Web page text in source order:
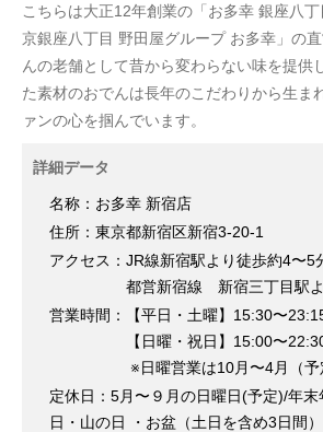
こちらは大正12年創業の「お多幸 銀座八
京銀座八丁目 野田屋グループ お多幸」の
んの老舗として昔から変わらない味を提供
た素材のおでんは長年のこだわりから生ま
ァンの心を掴んでいます。
詳細データ
名称：お多幸 新宿店
住所：東京都新宿区新宿3-20-1
アクセス：JR線新宿駅より徒歩約4〜5
都営新宿線 新宿三丁目駅より
営業時間：【平日・土曜】15:30〜
【日曜・祝日】15:00〜22:30
※日曜営業は10月〜4月（予
定休日：5月〜９月の日曜日(予定)/年
日・山の日 ・お盆（土日を含め3日間）